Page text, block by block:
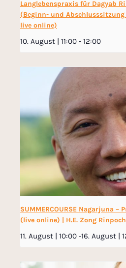
Langlebenspraxis für Dagyab
(Beginn- und
live online)
10. August | 11:00 - 12:00
SUMMERCOURSE Nagarjuna –
(live online) | H.E. Zong
11. August | 10:00 -16. August |